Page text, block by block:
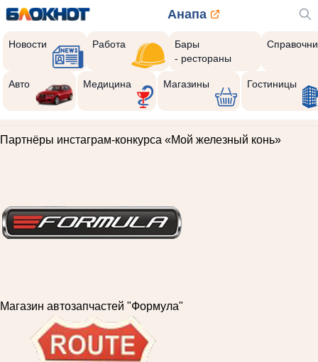
Анапа
Новости Работа
Бары
- рестораны
Авто Медицина Магазины Гостиницы
Партнёры инстаграм-конкурса «Мой железный конь»
Магазин автозапчастей "Формула"